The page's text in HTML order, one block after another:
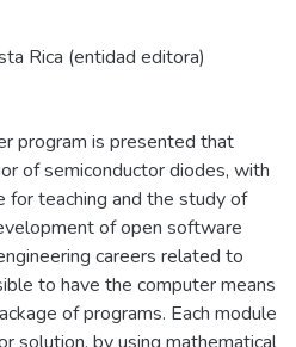
Rica (entidad editora)
program is presented that
of semiconductor diodes, with
teaching and the study of
of open software
careers related to
to have the computer means
of programs. Each module